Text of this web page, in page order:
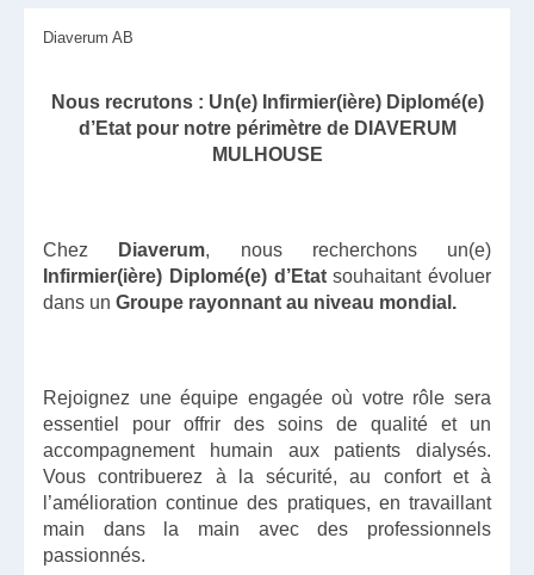
Diaverum AB
Nous recrutons : Un(e) Infirmier(ière) Diplomé(e)
d’Etat pour notre périmètre de DIAVERUM
MULHOUSE
Chez Diaverum, nous recherchons un(e)
Infirmier(ière) Diplomé(e) d’Etatsouhaitant évoluer
dans un Groupe rayonnant au niveau mondial .
Rejoignez une équipe engagée où votre rôle sera
essentiel pour offrir des soins de qualité et un
accompagnement humain aux patients dialysés.
Vous contribuerez à la sécurité, au confort et à
l’amélioration continue des pratiques, en travaillant
main dans la main avec des professionnels
passionnés.